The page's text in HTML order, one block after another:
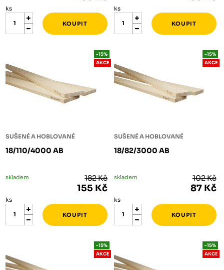
ks ks
SUŠENÉ A HOBLOVANÉ
18/110/4000 AB
-15%
AKCE
skladem 182 Kč
155 Kč
ks
SUŠENÉ A HOBLOVANÉ
18/82/3000 AB
-15%
AKCE
skladem 102 Kč
87 Kč
ks
-15%
AKCE
-15%
AKCE